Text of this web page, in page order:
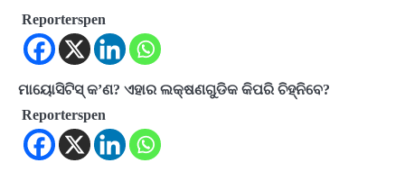
Reporterspen
ମାୟୋସିଟିସ୍ କ’ଣ? ଏହାର ଲକ୍ଷଣଗୁଡିକ କିପରି ଚିହ୍ନିବେ?
Reporterspen